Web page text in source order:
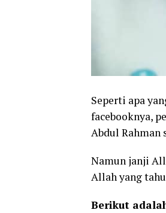
Seperti apa
facebooknya,
Abdul Rahman
Namun janji
Allah yang
Berikut